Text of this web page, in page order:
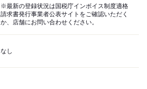
※最新の登録状況は国税庁インボイス制度適格
請求書発行事業者公表サイトをご確認いただく
か、店舗にお問い合わせください。
なし